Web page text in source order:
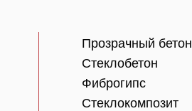
Прозрачный бетон
Стеклобетон
Фиброгипс
Стеклокомпозит